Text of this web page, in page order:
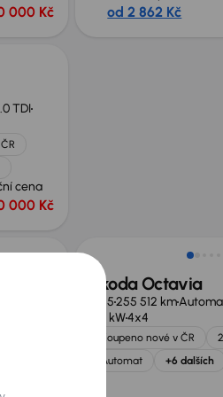
000 Kč od 2 862 Kč
TDI
cena
000 Kč
Škoda Octavia
2015255 512 km
135 kW4x4
Koupeno nové v ČR
Automat
+6 dalších